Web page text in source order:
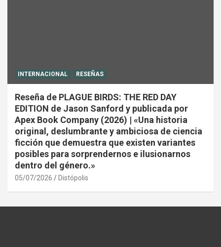
INTERNACIONAL RESEÑAS
Reseña de PLAGUE BIRDS: THE RED DAY
EDITION de Jason Sanford y publicada por
Apex Book Company (2026) | «Una historia
original, deslumbrante y ambiciosa de ciencia
ficción que demuestra que existen variantes
posibles para sorprendernos e ilusionarnos
dentro del género.»
05/07/2026 Distópolis